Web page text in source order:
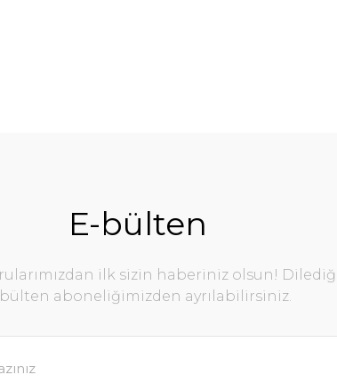
E-bülten
ilk sizin haberiniz olsun!
aboneliğimizden ayrılabilirsiniz.